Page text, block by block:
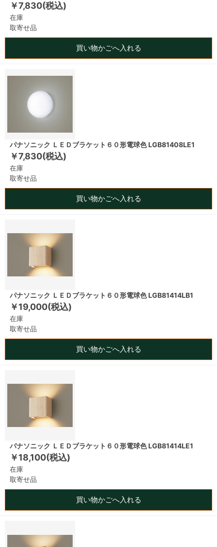
￥7,830(税込)
在庫
取寄せ品
買い物かごへ入れる
パナソニック ＬＥＤブラケット６０形電球色 LGB81408LE1
￥7,830(税込)
在庫
取寄せ品
買い物かごへ入れる
パナソニック ＬＥＤブラケット６０形電球色 LGB81414LB1
￥19,000(税込)
在庫
取寄せ品
買い物かごへ入れる
パナソニック ＬＥＤブラケット６０形電球色 LGB81414LE1
￥18,100(税込)
在庫
取寄せ品
買い物かごへ入れる